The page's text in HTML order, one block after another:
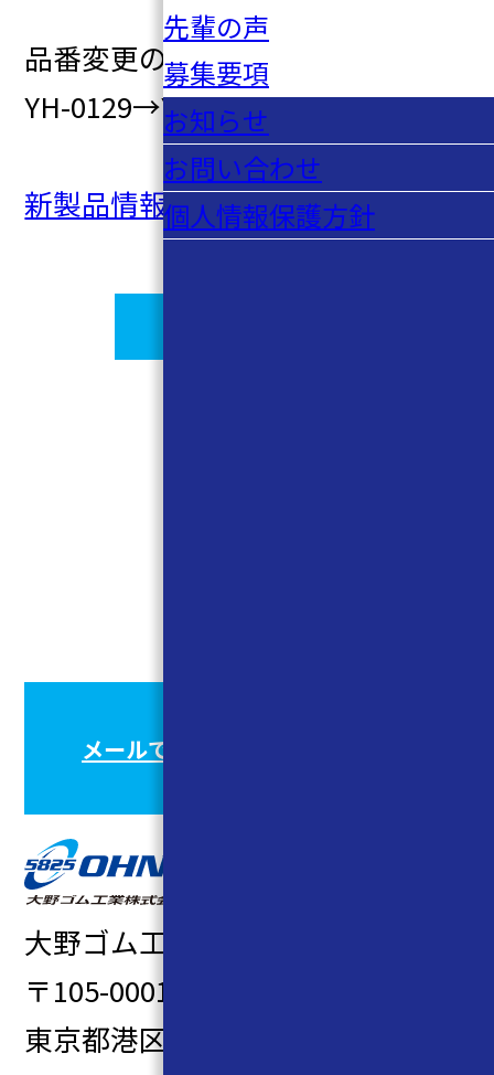
先輩の声
募集要項
お知らせ
お問い合わせ
個人情報保護方針
品番変更のお知らせ
YH-0129→YH-0129A
新製品情報2026年1号No.635
メールでのお問い合わせはこちら
大野ゴム工業株式会社
〒105-0001
東京都港区虎ノ門1-9-11 GATE虎ノ